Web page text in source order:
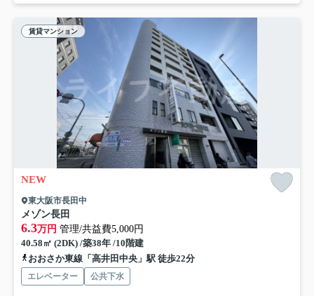
賃貸マンション
NEW
東大阪市長田中
メゾン長田
6.3万円 管理/共益費5,000円
40.58㎡ (2DK) /築38年 /10階建
おおさか東線「高井田中央」駅 徒歩22分
エレベーター 公共下水